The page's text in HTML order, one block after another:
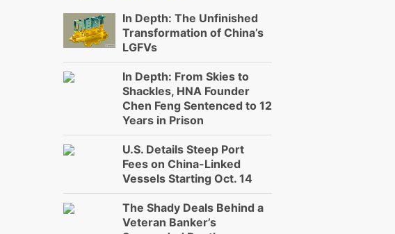
In Depth: The Unfinished
Transformation of China’s
LGFVs
In Depth: From Skies to
Shackles, HNA Founder
Chen Feng Sentenced to 12
Years in Prison
U.S. Details Steep Port
Fees on China-Linked
Vessels Starting Oct. 14
The Shady Deals Behind a
Veteran Banker’s